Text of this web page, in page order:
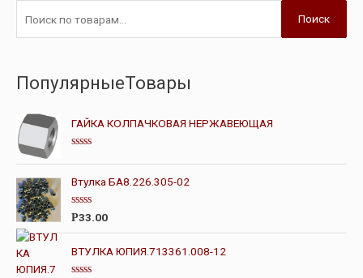
Поиск
ПопулярныеТовары
ГАЙКА КОЛПАЧКОВАЯ НЕРЖАВЕЮЩАЯ
ц
е
н
к
0
и
5
Втулка БА8.226.305-02
О
е
н
к
а
Р33.00
ВТУЛКА ЮПИЯ.713361.008-12